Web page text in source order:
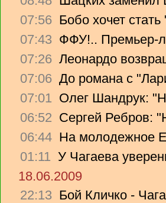
07:56 Бобо хочет стать
07:43 ФФУ!.. Премьер-
07:26 Леонардо
07:06 До романа с
07:01 Олег Шандрук:
06:52 Сергей Ребров:
06:44 На молодежное
01:11 У Чагаева
18.06.2009
22:13 Бой Кличко -